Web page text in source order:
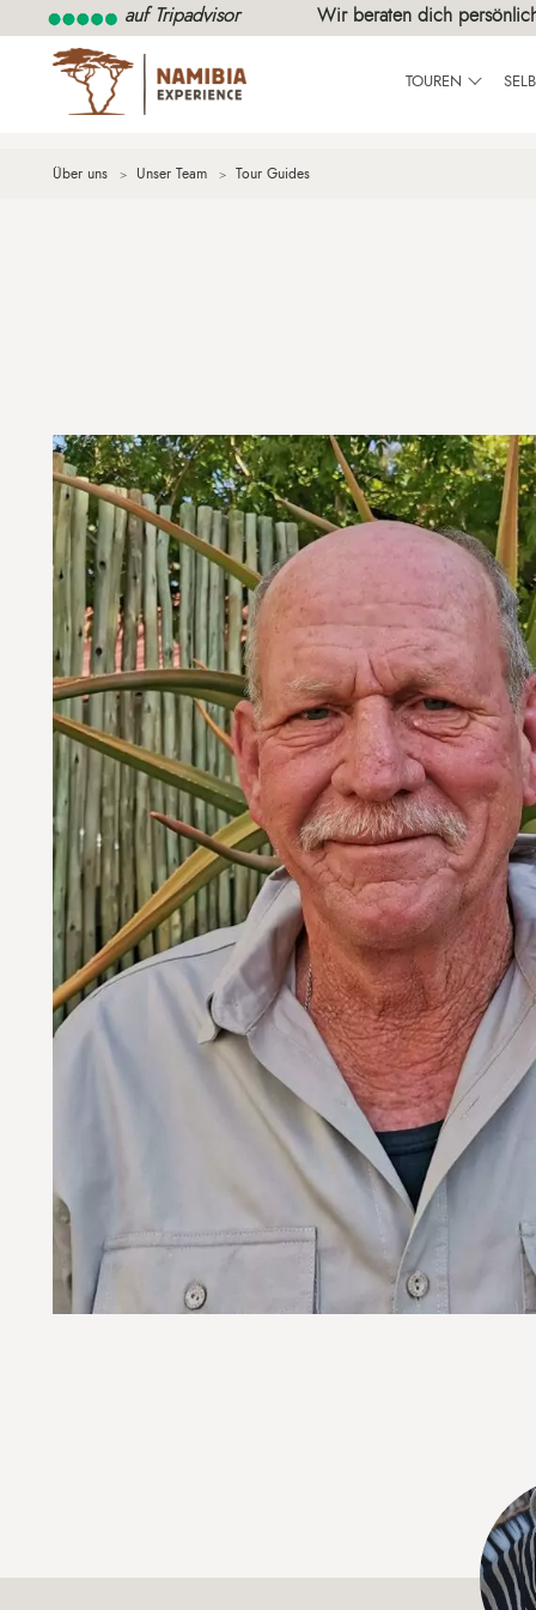
auf Tripadvisor Wir beraten dich
TOUREN
Über uns Unser Team Tour Guides